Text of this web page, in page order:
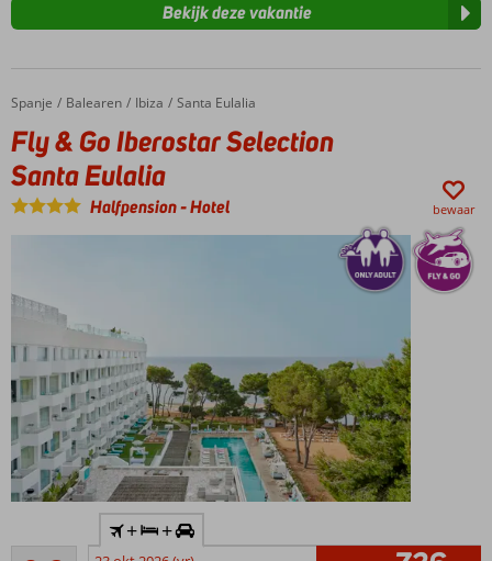
Bekijk deze vakantie
Home
Spanje Balearen Ibiza Santa Eulalia
Fly & Go Iberostar Selection Santa Eulalia
Fly & Go Iberostar Selection
Santa Eulalia
Halfpension-Hotel bewaar
Uitstekend
+ +